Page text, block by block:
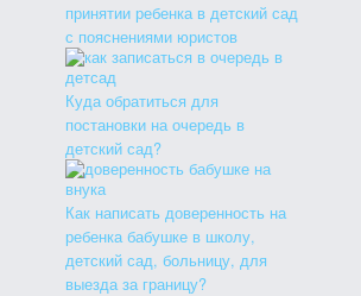
принятии ребенка в детский сад
с пояснениями юристов
Куда обратиться для
постановки на очередь в
детский сад?
Как написать доверенность на
ребенка бабушке в школу,
детский сад, больницу, для
выезда за границу?